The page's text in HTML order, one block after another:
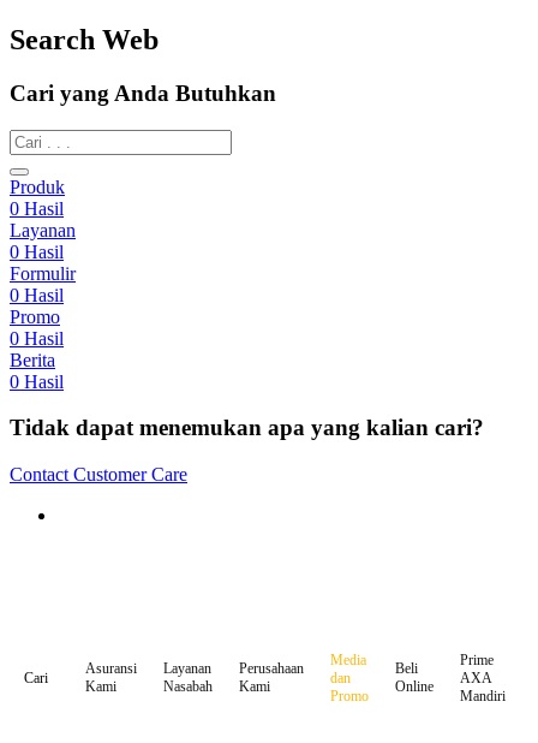
Search Web
Cari yang Anda Butuhkan
Produk
0 Hasil
Layanan
0 Hasil
Formulir
0 Hasil
Promo
0 Hasil
Berita
0 Hasil
Tidak dapat menemukan apa yang kalian cari?
Contact Customer Care
Cari
Asuransi
Kami
Layanan
Nasabah
Perusahaan
Kami
Media
dan
Promo
Beli
Online
Prime
AXA
Mandiri